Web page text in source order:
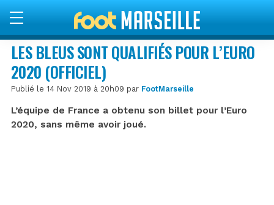
LES BLEUS SONT QUALIFIÉS POUR L’EURO
2020 (OFFICIEL)
Publié le 14 Nov 2019 à 20h09 par FootMarseille
L’équipe de France a obtenu son billet pour l’Euro
2020, sans même avoir joué.